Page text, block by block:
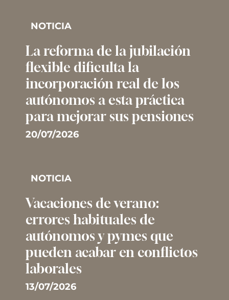
NOTICIA
La reforma de la jubilación
flexible dificulta la
incorporación real de los
autónomos a esta práctica
para mejorar sus pensiones
20/07/2026
NOTICIA
Vacaciones de verano:
errores habituales de
autónomos y pymes que
pueden acabar en conflictos
laborales
13/07/2026